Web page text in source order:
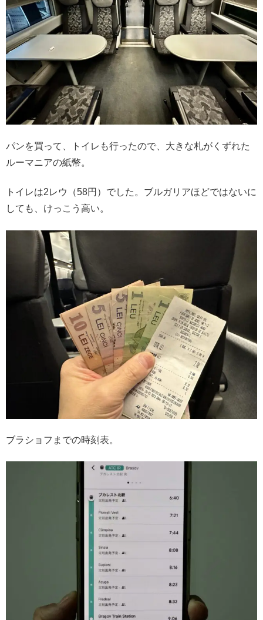
パンを買って、トイレも行ったので、大きな札がくずれた
ルーマニアの紙幣。
トイレは2レウ（58円）でした。ブルガリアほどではないに
しても、けっこう高い。
ブラショフまでの時刻表。